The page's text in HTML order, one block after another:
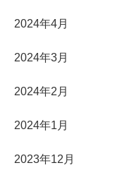
2024年4月
2024年3月
2024年2月
2024年1月
2023年12月